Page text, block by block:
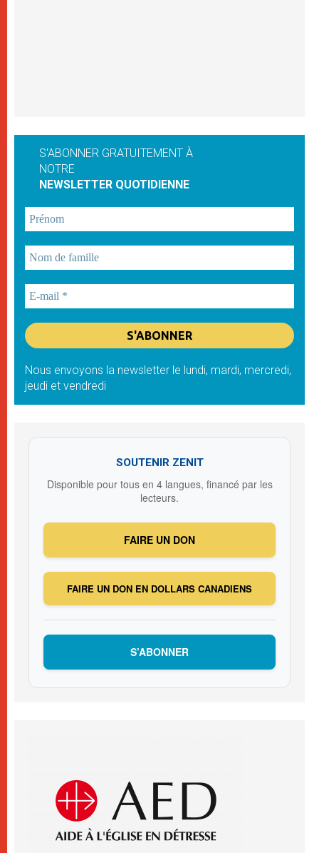
S'ABONNER GRATUITEMENT À
NOTRE
NEWSLETTER QUOTIDIENNE
Nous envoyons la newsletter le lundi, mardi, mercredi,
jeudi et vendredi
SOUTENIR ZENIT
Disponible pour tous en 4 langues, financé par les
lecteurs.
FAIRE UN DON
FAIRE UN DON EN DOLLARS CANADIENS
S’ABONNER